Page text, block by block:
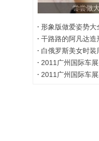
尝尝做
形象版做爱姿势大
干路路的阿凡达造
白俄罗斯美女时
2011广州国际车
2011广州国际车